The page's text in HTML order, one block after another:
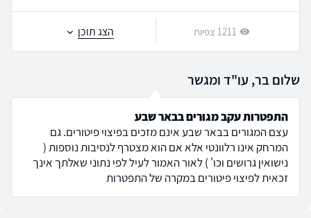
1211 צפיות הצג תוכן
שלום בר, עו"ד ומגשר
התפטרות עקב מגורים בבאר שבע
עצם המגורים בבאר שבע אינם מזכים בפיצוי פיטורים. גם
המרחק אינו רלוונטי אלא אם הוא מצטרף לנסיבות נוספות (
נישואין גרושים וכו' ) לאור האמור לעיל לפי נתוני שאלתך אינך
זכאית לפיצוי פיטורים במקרה של התפטרות